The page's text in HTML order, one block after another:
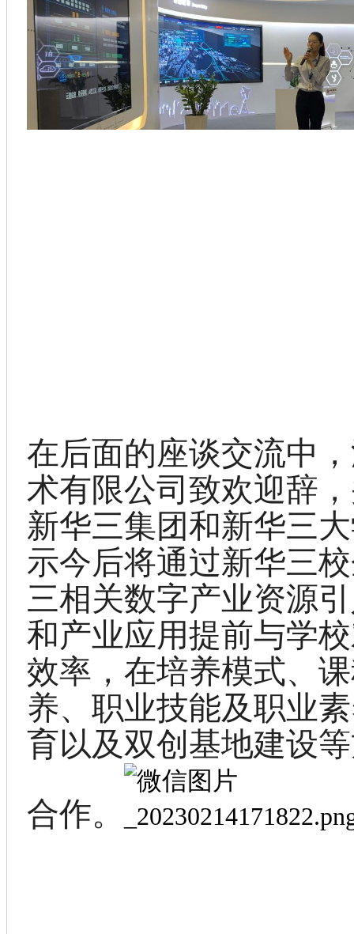
在后面的座谈交流中
术有限公司致欢迎辞
新华三集团和新华三
示今后将通过新华三
三相关数字产业资源
和产业应用提前与学
效率，在培养模式、
养、职业技能及职业
育以及双创基地建设
合作。